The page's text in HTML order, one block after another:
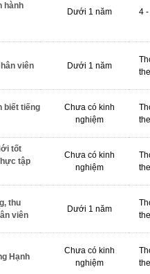
hành
Dưới 1 năm 4
viên Dưới 1 năm
biết tiếng
Chưa có kinh
nghiệm
tốt
tập
Chưa có kinh
nghiệm
thu
viên
Dưới 1 năm
Hạnh
Chưa có kinh
nghiệm